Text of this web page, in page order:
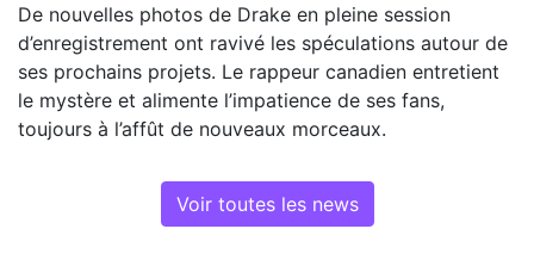
De nouvelles photos de Drake en pleine session
d’enregistrement ont ravivé les spéculations autour de
ses prochains projets. Le rappeur canadien entretient
le mystère et alimente l’impatience de ses fans,
toujours à l’affût de nouveaux morceaux.
Voir toutes les news